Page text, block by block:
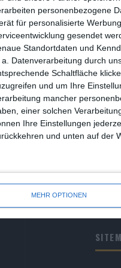
personenbezogene
für personalisierte
gesendet
Standortdaten und
a. Datenverarbeitung durch
Schaltfläche
und um Ihre
mancher
einer solchen
Ihre Einstellungen
und unten auf der
MEHR OPTIONEN